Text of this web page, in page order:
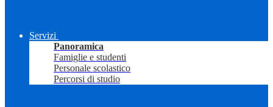
Servizi
Panoramica
Famiglie e studenti
Personale scolastico
Percorsi di studio